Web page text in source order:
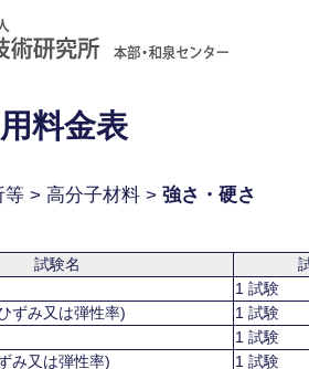
料金表
等 > 高分子材料 >強さ・硬さ
試験名
1 試験
ずみ又は弾性率)
1 試験
1 試験
み又は弾性率)
1 試験